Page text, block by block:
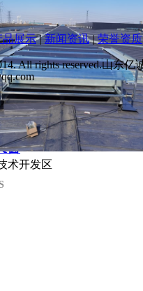
窗
术开发区
品展示 | 新闻资讯 | 荣誉资质
All rights reserved.山东